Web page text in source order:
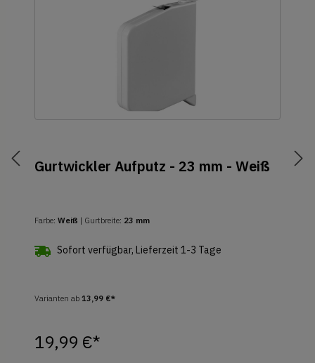
Gurtwickler Aufputz - 23 mm - Weiß
Farbe: Weiß | Gurtbreite: 23 mm
Sofort verfügbar, Lieferzeit 1-3 Tage
Varianten ab 13,99 €*
19,99 €*